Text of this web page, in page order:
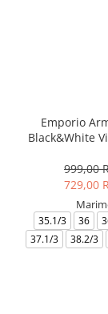
Emporio
Black&White
999,00
729,00
35.1/3 36
37.1/3
38.2/3